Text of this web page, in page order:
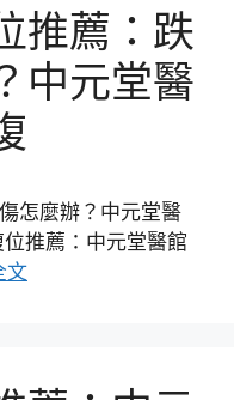
推薦：跌
中元堂醫
怎麼辦？中元堂醫
推薦：中元堂醫館
文